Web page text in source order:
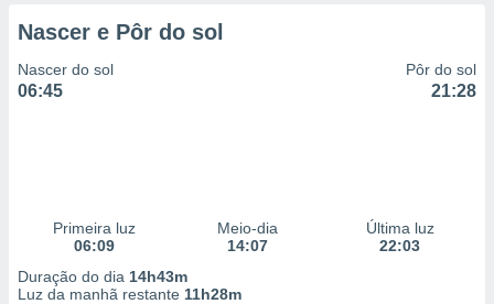
Nascer e Pôr do sol
Nascer do sol
06:45
Pôr do sol
21:28
Primeira luz
06:09
Meio-dia
14:07
Última luz
22:03
Duração do dia 14h43m
Luz da manhã restante 11h28m